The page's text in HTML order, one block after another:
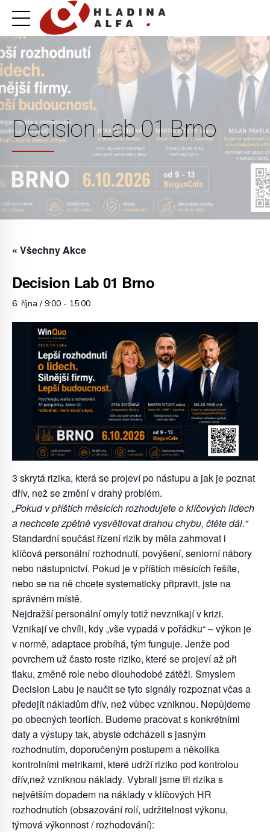
Decision Lab 01 Brno
« Všechny Akce
Decision Lab 01 Brno
6. října / 9:00 - 15:00
3 skrytá rizika, která se projeví po nástupu a jak je poznat
dřív, než se změní vdrahý problém.
„Pokud v příštích měsících rozhodujete o klíčových lidech
a nechcete zpětně vysvětlovat drahou chybu, čtěte dál.“
Standardní součást řízení rizik by měla zahrnovat i
klíčová personální rozhodnutí, povýšení, seniorní nábory
nebo nástupnictví. Pokud je v příštích měsících řešíte,
nebo se na ně chcete systematicky připravit, jste na
správném místě.
Nejdražší personální omyly totiž nevznikají v krizi.
Vznikají ve chvíli, kdy „vše vypadá vpořádku“–výkon je
v normě, adaptace probíhá, tým funguje. Jenže pod
povrchem užčasto roste riziko, které se projeví až při
tlaku, změně role nebo dlouhodobé zátěži. Smyslem
Decision Labu je naučit se tyto signály rozpoznat včas a
předejít nákladům dřív, než vůbec vzniknou. Nepůjdeme
po obecných teoriích. Budeme pracovat s konkrétními
daty a výstupy tak, abyste odcházeli s jasným
rozhodnutím, doporučeným postupem a několika
kontrolními metrikami, které udrží riziko pod kontrolou
dřív,než vzniknou náklady. Vybrali jsme tři rizika s
největším dopadem na náklady v klíčových HR
rozhodnutích (obsazování rolí, udržitelnost výkonu,
týmová výkonnost / rozhodování):